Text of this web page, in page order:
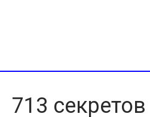
713 секретов